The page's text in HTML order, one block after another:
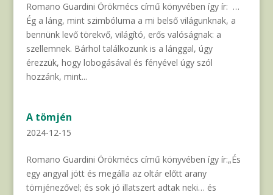
Romano Guardini Örökmécs című könyvében így ír: …
Ég a láng, mint szimbóluma a mi belső világunknak, a
bennünk levő törekvő, világító, erős valóságnak: a
szellemnek. Bárhol találkozunk is a lánggal, úgy
érezzük, hogy lobogásával és fényével úgy szól
hozzánk, mint...
A tömjén
2024-12-15
Romano Guardini Örökmécs című könyvében így ír:„És
egy angyal jött és megálla az oltár előtt arany
tömjénezővel; és sok jó illatszert adtak neki… és